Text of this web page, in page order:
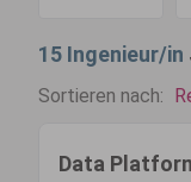
15 Ingenieur/in
Sortieren nach:
Data